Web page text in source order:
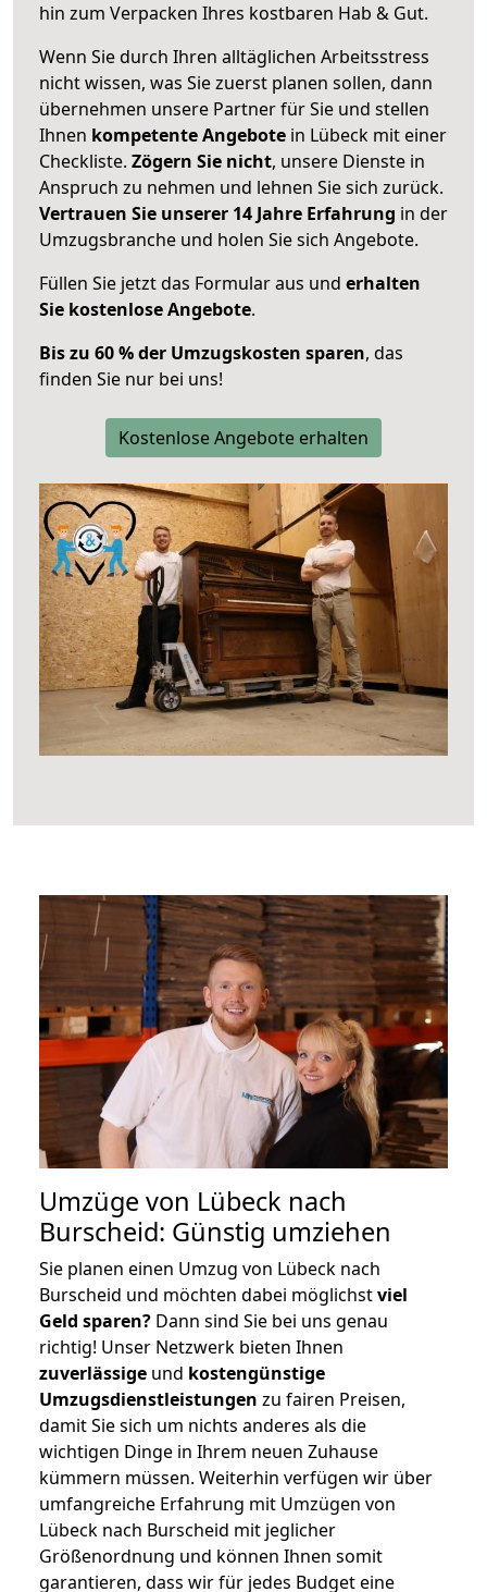
hin zum Verpacken Ihres kostbaren Hab & Gut.
Wenn Sie durch Ihren alltäglichen Arbeitsstress
nicht wissen, was Sie zuerst planen sollen, dann
übernehmen unsere Partner für Sie und stellen
Ihnen kompetente Angebote in Lübeck mit einer
Checkliste. Zögern Sie nicht, unsere Dienste in
Anspruch zu nehmen und lehnen Sie sich zurück.
Vertrauen Sie unserer 14 Jahre Erfahrung in der
Umzugsbranche und holen Sie sich Angebote.
Füllen Sie jetzt das Formular aus und erhalten
Sie kostenlose Angebote.
Bis zu 60 % der Umzugskosten sparen, das
finden Sie nur bei uns!
Kostenlose Angebote erhalten
Umzüge von Lübeck nach
Burscheid: Günstig umziehen
Sie planen einen Umzug von Lübeck nach
Burscheid und möchten dabei möglichstviel
Geld sparen? Dann sind Sie bei uns genau
richtig! Unser Netzwerk bieten Ihnen
zuverlässige und kostengünstige
Umzugsdienstleistungen zu fairen Preisen,
damit Sie sich um nichts anderes als die
wichtigen Dinge in Ihrem neuen Zuhause
kümmern müssen. Weiterhin verfügen wir über
umfangreiche Erfahrung mit Umzügen von
Lübeck nach Burscheid mit jeglicher
Größenordnung und können Ihnen somit
garantieren, dass wir für jedes Budget eine